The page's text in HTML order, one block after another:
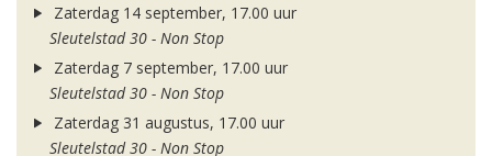
Zaterdag 14 september, 17.00 uur
Sleutelstad 30 - Non Stop
Zaterdag 7 september, 17.00 uur
Sleutelstad 30 - Non Stop
Zaterdag 31 augustus, 17.00 uur
Sleutelstad 30 - Non Stop